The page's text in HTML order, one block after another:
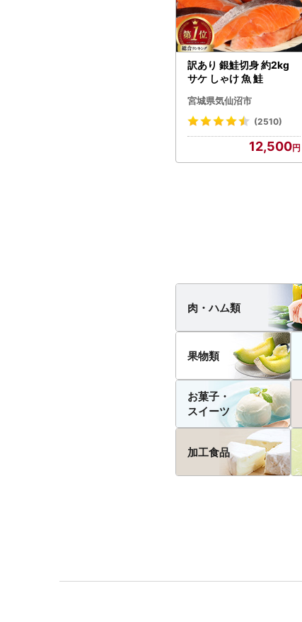
訳あり 銀鮭切身 約2kg
サケ しゃけ 魚 鮭
宮城県気仙沼市
(2510)
12,500
肉・ハム類
果物類
お菓子・
スイーツ
加工食品